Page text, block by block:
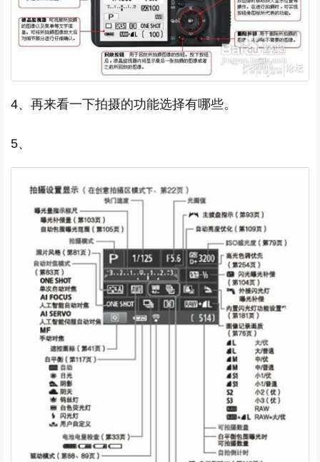
4、再来看一下拍摄的功能选择有哪些。
5、